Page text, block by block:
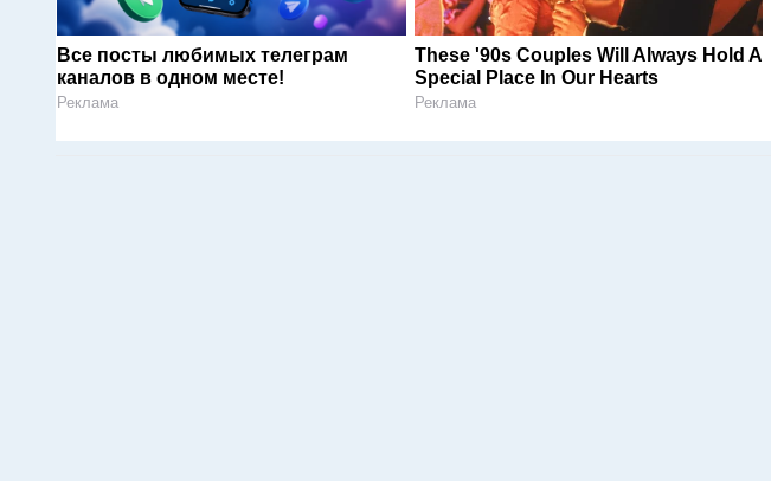
Все посты любимых телеграм
каналов в одном месте!
Реклама
These '90s Couples Will Always Hold A
Special Place In Our Hearts
Реклама